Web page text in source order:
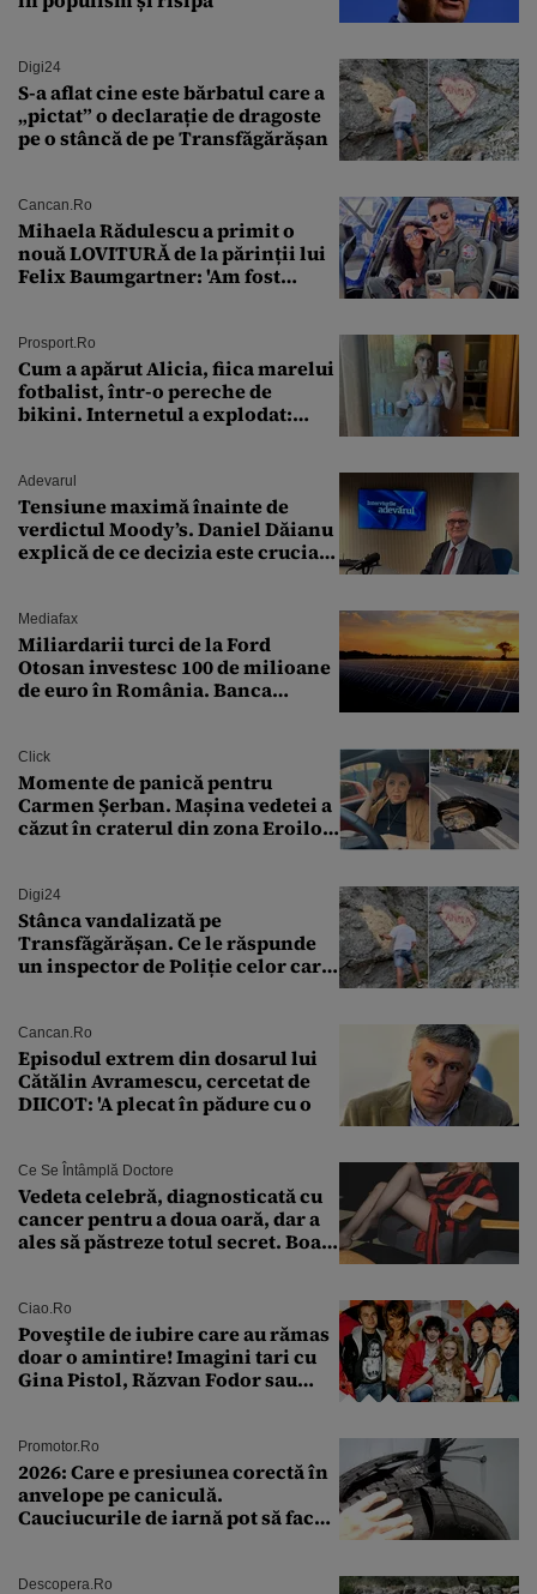
Digi24
S-a aflat cine este bărbatul care a
„pictat” o declarație de dragoste
pe o stâncă de pe Transfăgărășan
Cancan.ro
Mihaela Rădulescu a primit o
nouă LOVITURĂ de la părinții lui
Felix Baumgartner: 'Am fost
Prosport.ro
Cum a apărut Alicia, fiica marelui
fotbalist, într-o pereche de
bikini. Internetul a explodat:
Adevarul
Tensiune maximă înainte de
verdictul Moody’s. Daniel Dăianu
explică de ce decizia este crucială
Mediafax
Miliardarii turci de la Ford
Otosan investesc 100 de milioane
de euro în România. Banca
Click
Momente de panică pentru
Carmen Șerban. Mașina vedetei a
căzut în craterul din zona Eroilor:
Digi24
Stânca vandalizată pe
Transfăgărășan. Ce le răspunde
un inspector de Poliție celor care
Cancan.ro
Episodul extrem din dosarul lui
Cătălin Avramescu, cercetat de
DIICOT: 'A plecat în pădure cu o
Ce Se Întâmplă Doctore
Vedeta celebră, diagnosticată cu
cancer pentru a doua oară, dar a
ales să păstreze totul secret. Boala
Ciao.ro
Poveştile de iubire care au rămas
doar o amintire! Imagini tari cu
Gina Pistol, Răzvan Fodor sau
Promotor.ro
2026: Care e presiunea corectă în
anvelope pe caniculă.
Cauciucurile de iarnă pot să facă
Descopera.ro